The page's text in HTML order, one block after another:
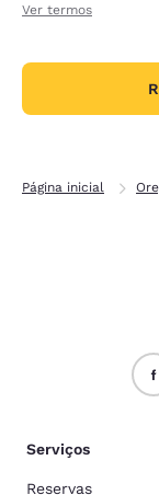
recebendo 1.000
Ver termos
Página inicial
Serviços
Reservas